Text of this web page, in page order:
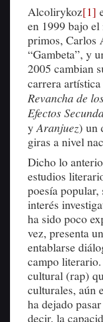
Alcolirykoz[1]
en 1999 bajo
primos, Carlos
“Gambeta”, y
2005 cambian
carrera
Revancha de
Efectos
yAranjuez) un
giras a nivel
Dicho lo
estudios
poesía
interés
ha sido poco
vez, presenta
entablarse
campo
cultural (rap)
culturales, aún
ha dejado
decir, la